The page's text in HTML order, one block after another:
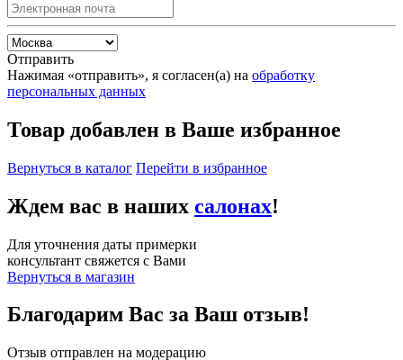
Отправить
Нажимая «отправить», я согласен(а) на обработку
персональных данных
Товар добавлен в Ваше избранное
Вернуться в каталог Перейти в избранное
Ждем вас в наших салонах!
Для уточнения даты примерки
консультант свяжется с Вами
Вернуться в магазин
Благодарим Вас за Ваш отзыв!
Отзыв отправлен на модерацию